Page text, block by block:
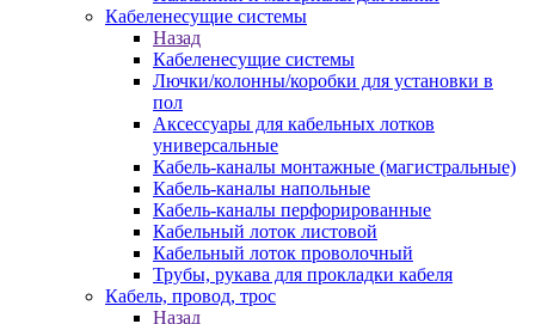
Кабеленесущие системы
Назад
Кабеленесущие системы
Лючки/колонны/коробки для установки в
пол
Аксессуары для кабельных лотков
универсальные
Кабель-каналы монтажные (магистральные)
Кабель-каналы напольные
Кабель-каналы перфорированные
Кабельный лоток листовой
Кабельный лоток проволочный
Трубы, рукава для прокладки кабеля
Кабель, провод, трос
Назад